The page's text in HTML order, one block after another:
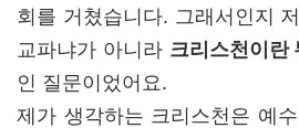
회를 거쳤습니다. 그래서인지
교파냐가 아니라 크리스천이란
인 질문이었어요.
제가 생각하는 크리스천은 예